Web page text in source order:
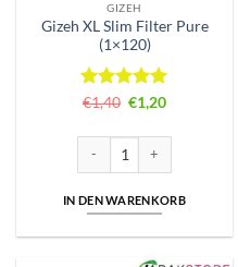
GIZEH
Gizeh XL Slim Filter Pure
(1×120)
Bewertet
5
€1,40 Ursprünglicher
Preis
€1,20Aktueller
IN DEN WARENKORB